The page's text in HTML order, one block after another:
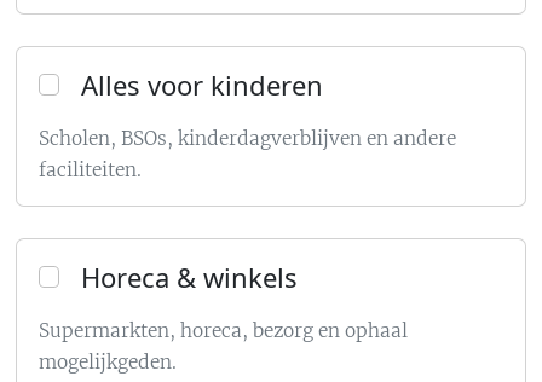
Alles voor kinderen
Scholen, BSOs, kinderdagverblijven en andere
faciliteiten.
Horeca & winkels
Supermarkten, horeca, bezorg en ophaal
mogelijkgeden.